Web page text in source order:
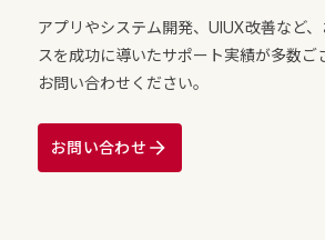
アプリやシステム開発、UIUX改善など
スを成功に導いたサポート実績が多数ご
お問い合わせください。
お問い合わせ